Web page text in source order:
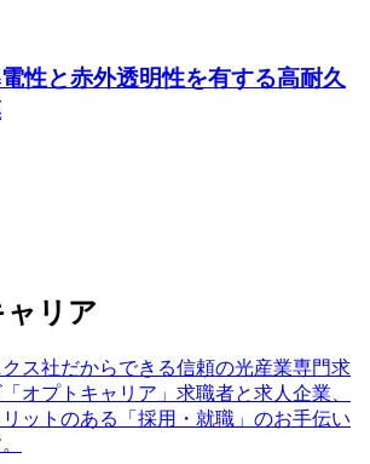
性と赤外透明性を有する高耐久
リア